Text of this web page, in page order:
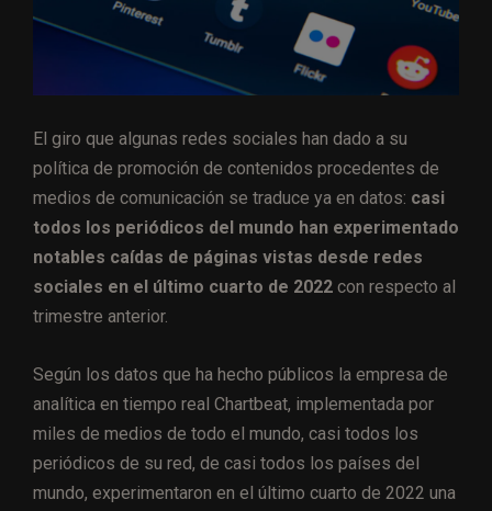
El giro que algunas redes sociales han dado a su
política de promoción de contenidos procedentes de
medios de comunicación se traduce ya en datos: casi
todos los periódicos del mundo han experimentado
notables caídas de páginas vistas desde redes
sociales en el último cuarto de 2022 con respecto al
trimestre anterior.
Según los datos que ha hecho públicos la empresa de
analítica en tiempo real Chartbeat, implementada por
miles de medios de todo el mundo, casi todos los
periódicos de su red, de casi todos los países del
mundo, experimentaron en el último cuarto de 2022 una